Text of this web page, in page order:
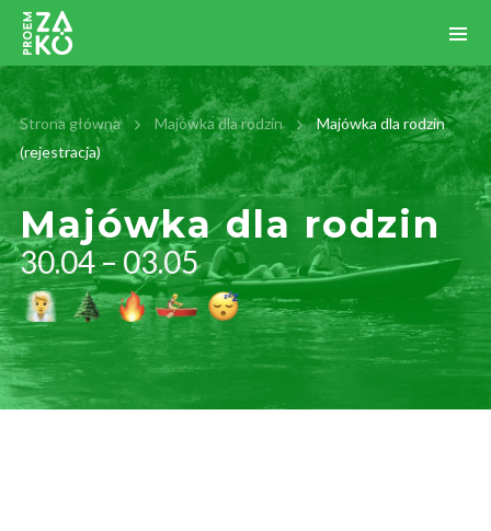
Strona główna Majówka dla rodzin
Majówka dla rodzin
(rejestracja)
Majówka dla rodzin
30.04 – 03.05